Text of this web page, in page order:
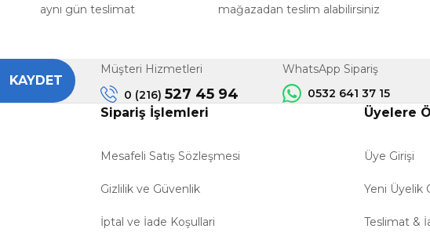
aynı gün teslimat
mağazadan teslim alabilirsiniz
KAYDET
Müşteri Hizmetleri
0 (216) 527 45 94
WhatsApp Sipariş
0532 641 37 15
Sipariş İşlemleri
Mesafeli Satış Sözleşmesi
Gizlilik ve Güvenlik
İptal ve İade Koşullari
Üyelere
Üye Girişi
Yeni Üyelik
Teslimat &